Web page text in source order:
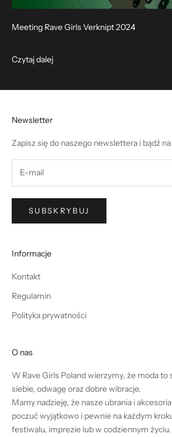
Meeting Rave Girls Verknipt 2024
Czytaj dalej
Newsletter
Zapisz się do naszego newslettera i bądź
SUBSKRYBUJ
Informacje
Kontakt
Regulamin
Polityka prywatności
O nas
W Rave Girls Poland wierzymy, że moda to
siebie, odwagę oraz dobre wibracje.
Mamy nadzieję, że nasze ubrania i
poczuć wyjątkowo i pewnie na każdym
festiwalu, imprezie lub w codziennym życiu.